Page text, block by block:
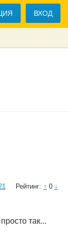
ВХОД
Рейтинг: ↑ 0 ↓
так...